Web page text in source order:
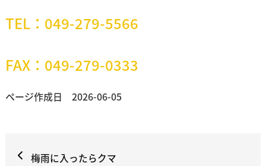
TEL：049-279-5566
FAX：049-279-0333
ページ作成日 2026-06-05
梅雨に入ったらクマ